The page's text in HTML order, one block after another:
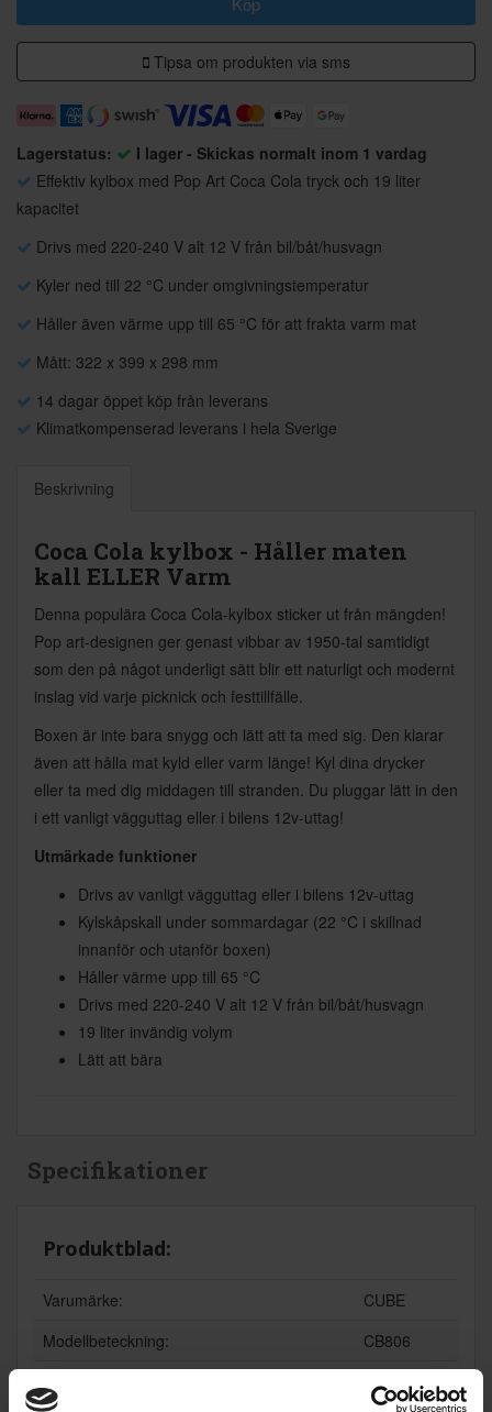
Tipsa om produkten via sms
Lagerstatus:
I lager - Skickas normalt inom 1 vardag
Effektiv kylbox med Pop Art Coca Cola tryck och 19 liter
kapacitet
Drivs med 220-240 V alt 12 V från bil/båt/husvagn
Kyler ned till 22 °C under omgivningstemperatur
Håller även värme upp till 65 °C för att frakta varm mat
Mått: 322 x 399 x 298 mm
14 dagar öppet köp från leverans
Klimatkompenserad leverans i hela Sverige
Beskrivning
Coca Cola kylbox - Håller maten
kall ELLER Varm
Denna populära Coca Cola-kylbox sticker ut från mängden!
Pop art-designen ger genast vibbar av 1950-tal samtidigt
som den på något underligt sätt blir ett naturligt och modernt
inslag vid varje picknick och festtillfälle.
Boxen är inte bara snygg och lätt att ta med sig. Den klarar
även att hålla mat kyld eller varm länge! Kyl dina drycker
eller ta med dig middagen till stranden. Du pluggar lätt in den
i ett vanligt vägguttag eller i bilens 12v-uttag!
Utmärkade funktioner
Drivs av vanligt vägguttag eller i bilens 12v-uttag
Kylskåpskall under sommardagar (22 °C i skillnad
innanför och utanför boxen)
Håller värme upp till 65 °C
Drivs med 220-240 V alt 12 V från bil/båt/husvagn
19 liter invändig volym
Lätt att bära
Specifikationer
Produktblad:
Varumärke:
CUBE
Modellbeteckning:
CB806
Nej